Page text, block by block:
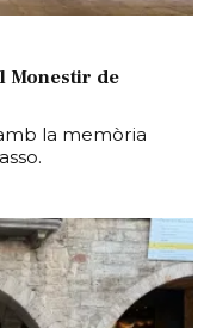
Monestir de
la memòria